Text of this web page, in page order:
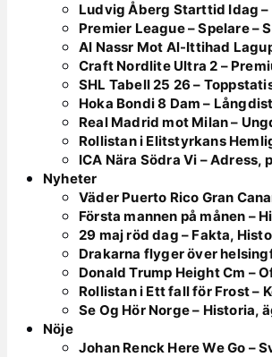
Ludvig Åberg Starttid Idag
Premier League – Spelare –
Al Nassr Mot Al-Ittihad
Craft Nordlite Ultra 2 –
SHL Tabell 25 26 –
Hoka Bondi 8 Dam –
Real Madrid mot Milan –
Rollistan i Elitstyrkans
ICA Nära Södra Vi –
Nyheter
Väder Puerto Rico Gran
Första mannen på månen –
29 maj röd dag – Fakta,
Drakarna flyger över
Donald Trump Height Cm –
Rollistan i Ett fall för Frost –
Se Og Hör Norge – Historia,
Nöje
Johan Renck Here We Go –